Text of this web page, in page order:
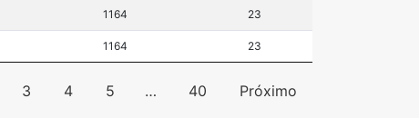
1164 23
1164 23
3 4 5 … 40 Próximo